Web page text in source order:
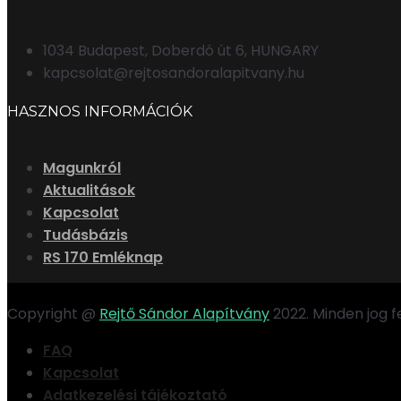
1034 Budapest, Doberdó út 6, HUNGARY
kapcsolat@rejtosandoralapitvany.hu
HASZNOS INFORMÁCIÓK
Magunkról
Aktualitások
Kapcsolat
Tudásbázis
RS 170 Emléknap
Copyright @ Rejtő Sándor Alapítvány2022. Minden jog
FAQ
Kapcsolat
Adatkezelési tájékoztató